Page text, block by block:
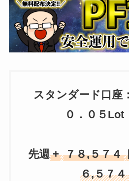
スタンダード口座
０．０５
先週 + ７８,５７４
６,５７４